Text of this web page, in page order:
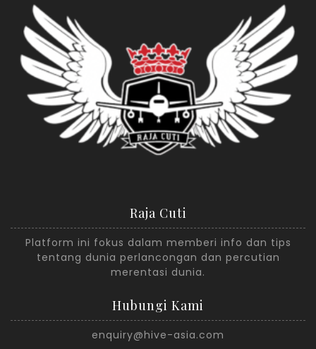
Raja Cuti
Platform ini fokus dalam memberi info dan tips
tentang dunia perlancongan dan percutian
merentasi dunia.
Hubungi Kami
enquiry@hive-asia.com